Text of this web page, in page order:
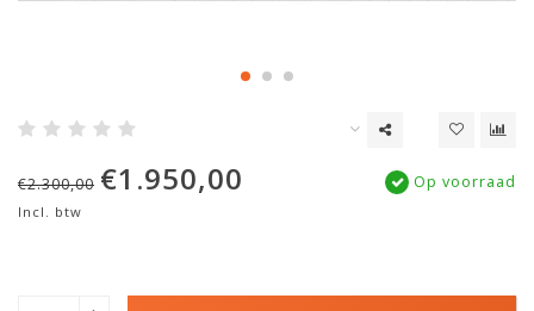
€2.300,00 €1.950,00
Incl. btw
Op voorraad